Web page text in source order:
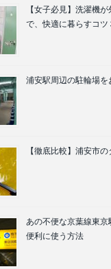
【女子必見】洗濯機
で、快適に暮らすコツ
浦安駅周辺の駐輪場を
【徹底比較】浦安市
あの不便な京葉線東
便利に使う方法